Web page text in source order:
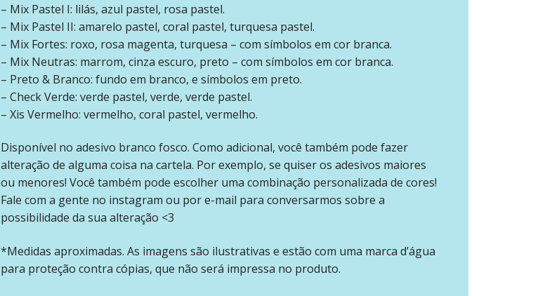
– Mix Pastel I: lilás, azul pastel, rosa pastel.
– Mix Pastel II: amarelo pastel, coral pastel, turquesa pastel.
– Mix Fortes: roxo, rosa magenta, turquesa – com símbolos em cor branca.
– Mix Neutras: marrom, cinza escuro, preto – com símbolos em cor branca.
– Preto & Branco: fundo em branco, e símbolos em preto.
– Check Verde: verde pastel, verde, verde pastel.
– Xis Vermelho: vermelho, coral pastel, vermelho.
Disponível no adesivo branco fosco. Como adicional, você também pode fazer
alteração de alguma coisa na cartela. Por exemplo, se quiser os adesivos maiores
ou menores! Você também pode escolher uma combinação personalizada de cores!
Fale com a gente no instagram ou por e-mail para conversarmos sobre a
possibilidade da sua alteração <3
*Medidas aproximadas. As imagens são ilustrativas e estão com uma marca d’água
para proteção contra cópias, que não será impressa no produto.